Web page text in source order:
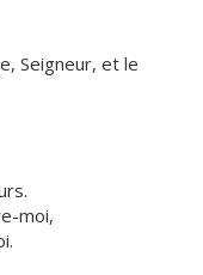
Seigneur, et le
moi,